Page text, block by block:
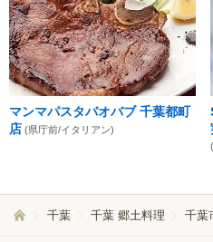
マンマパスタバオバブ 千葉都町
店 (県庁前/イタリアン)
千葉 千葉 郷土料理 千葉